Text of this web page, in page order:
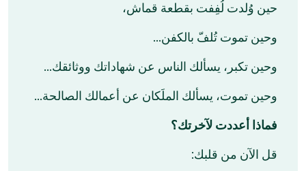
حين وُلدت لُفِفت بقطعة قماش،
وحين تموت تُلفّ بالكفن…
وحين تكبر، يسألك الناس عن شهاداتك ووثائقك…
وحين تموت، يسألك الملَكان عن أعمالك الصالحة…
فماذا أعددت لآخرتك؟
قل الآن من قلبك: